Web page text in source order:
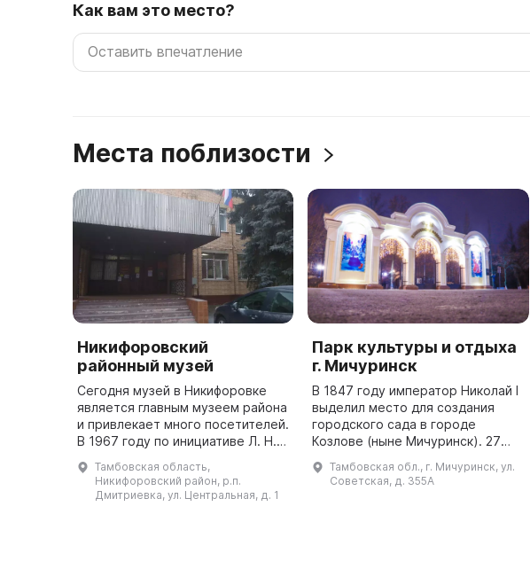
Как вам это место?
Места поблизости
Никифоровский
районный музей
Сегодня музей в Никифоровке
является главным музеем района
и привлекает много посетителей.
В 1967 году по инициативе Л. Н.
райкома партии, в Никифоровке
был открыт музей. ...
Тамбовская область,
Никифоровский район, р.п.
Дмитриевка, ул. Центральная, д. 1
Парк культуры и отдыха
г. Мичуринск
В 1847 году император Николай I
выделил место для создания
городского сада в городе
Козлове (ныне Мичуринск). 27
датой основания парка. В годы
Тамбовская обл., г. Мичуринск, ул.
Советская, д. 355А